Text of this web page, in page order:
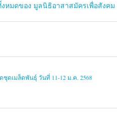
หมดของ มูลนิธิอาสาสมัครเพื่อสังคม
ชุดเมล็ดพันธุ์ วันที่ 11-12 ม.ค. 2568